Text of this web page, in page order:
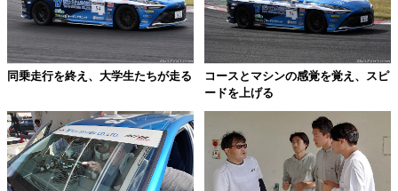
同乗走行を終え、大学生たちが走る
コースとマシンの感覚を覚え、スピ
ードを上げる